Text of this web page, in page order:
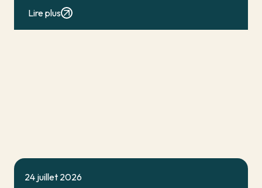
Lire plus
24 juillet 2026